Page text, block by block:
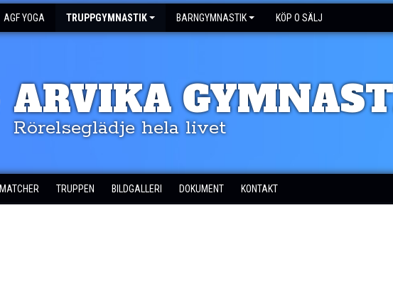
AGF YOGA TRUPPGYMNASTIK BARNGYMNASTIK KÖP O SÄLJ
ARVIKA
Rörelseglädje hela livet
MATCHER TRUPPEN BILDGALLERI DOKUMENT KONTAKT